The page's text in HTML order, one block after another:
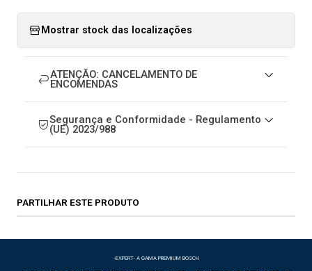
Mostrar stock das localizações
ATENÇÃO: CANCELAMENTO DE
ENCOMENDAS
Segurança e Conformidade - Regulamento
(UE) 2023/988
PARTILHAR ESTE PRODUTO
-EXPERT- A GAMA PREMIUM BOSCH